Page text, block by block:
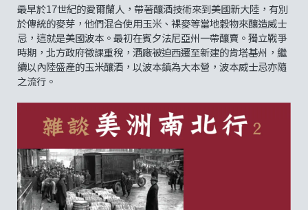
最早於17世紀的愛爾蘭人，帶著釀酒技術來到美國新大陸，有別
於傳統的麥芽，他們混合使用玉米、裸麥等當地穀物來釀造威士
忌，這就是美國波本。最初在賓夕法尼亞州一帶釀賣。獨立戰爭
時期，北方政府徵課重稅，酒廠被迫西遷至新建的肯塔基州，繼
續以內陸盛產的玉米釀酒，以波本鎮為大本營，波本威士忌亦隨
之流行。